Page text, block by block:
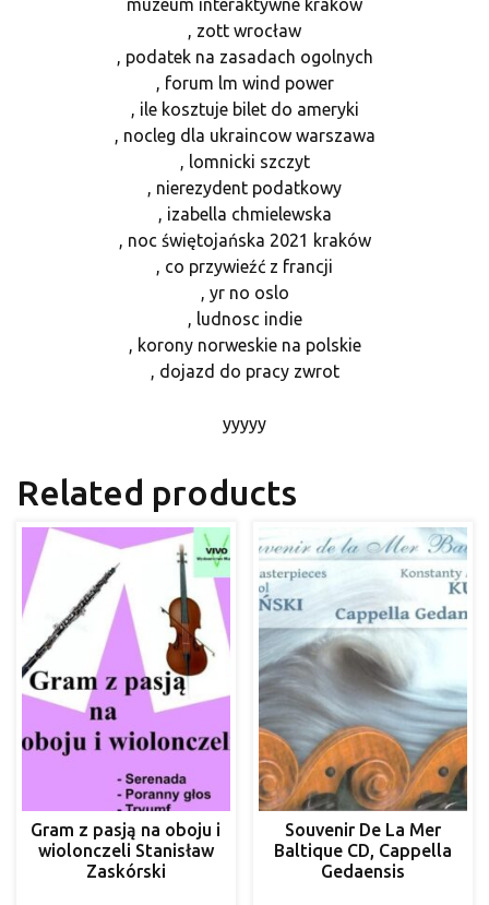
muzeum interaktywne kraków
, zott wrocław
, podatek na zasadach ogolnych
, forum lm wind power
, ile kosztuje bilet do ameryki
, nocleg dla ukraincow warszawa
, lomnicki szczyt
, nierezydent podatkowy
, izabella chmielewska
, noc świętojańska 2021 kraków
, co przywieźć z francji
, yr no oslo
, ludnosc indie
, korony norweskie na polskie
, dojazd do pracy zwrot
yyyyy
Related products
Gram z pasją na oboju i
wiolonczeli Stanisław
Zaskórski
Souvenir De La Mer
Baltique CD, Cappella
Gedaensis